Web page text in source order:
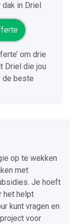
in Driel
om drie
Driel die jou
de beste
op te wekken
met
Je hoeft
het helpt
kunt vragen en
voor